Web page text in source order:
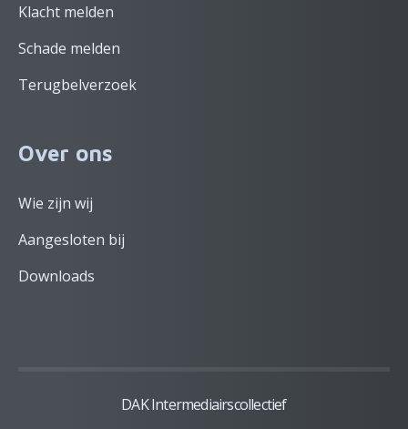
Klacht melden
Schade melden
Terugbelverzoek
Over ons
Wie zijn wij
Aangesloten bij
Downloads
DAK Intermediairscollectief